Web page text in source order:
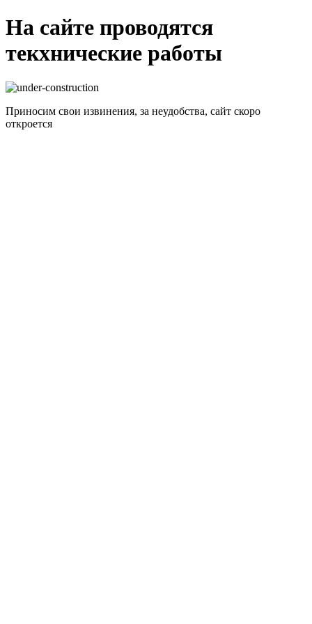
На сайте проводятся
текхнические работы
Приносим свои извинения, за неудобства, сайт скоро
откроется